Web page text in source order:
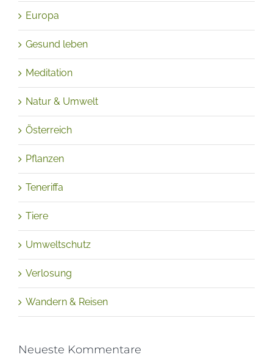
Europa
Gesund leben
Meditation
Natur & Umwelt
Österreich
Pflanzen
Teneriffa
Tiere
Umweltschutz
Verlosung
Wandern & Reisen
Neueste Kommentare